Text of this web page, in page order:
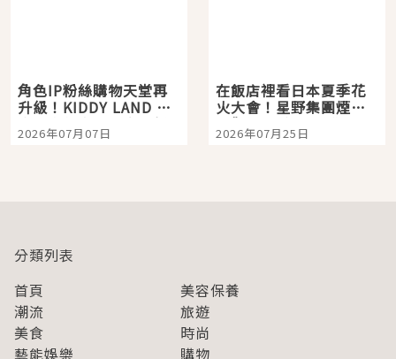
角色IP粉絲購物天堂再
升級！KIDDY LAND 原
宿店吉伊卡哇迎客，新
開幕 OMOKADO 店3分
2026年07月07日
在飯店裡看日本夏季花
火大會！星野集團煙火
景觀飯店6選，讓你不用
人擠人悠閒欣賞
2026年07月25日
分類列表
首頁
美容保養
潮流
旅遊
美食
時尚
藝能娛樂
購物